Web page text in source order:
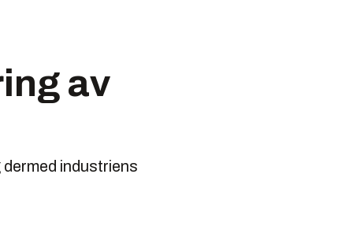
av
industriens